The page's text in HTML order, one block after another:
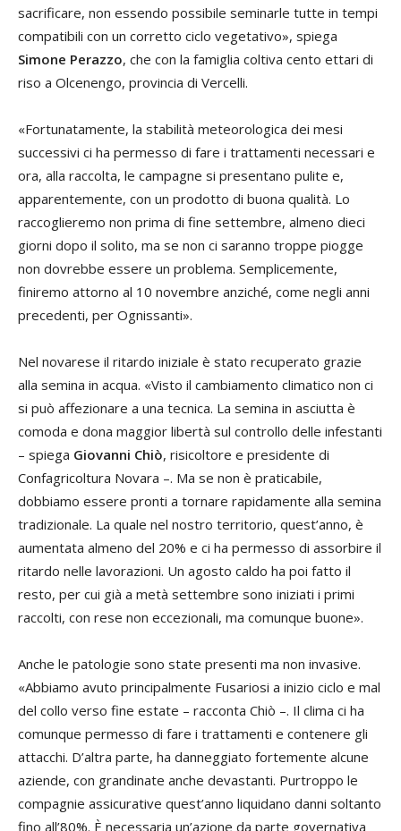
sacrificare, non essendo possibile seminarle tutte in tempi
compatibili con un corretto ciclo vegetativo», spiega
Simone Perazzo, che con la famiglia coltiva cento ettari di
riso a Olcenengo, provincia di Vercelli.
«Fortunatamente, la stabilità meteorologica dei mesi
successivi ci ha permesso di fare i trattamenti necessari e
ora, alla raccolta, le campagne si presentano pulite e,
apparentemente, con un prodotto di buona qualità. Lo
raccoglieremo non prima di fine settembre, almeno dieci
giorni dopo il solito, ma se non ci saranno troppe piogge
non dovrebbe essere un problema. Semplicemente,
finiremo attorno al 10 novembre anziché, come negli anni
precedenti, per Ognissanti».
Nel novarese il ritardo iniziale è stato recuperato grazie
alla semina in acqua. «Visto il cambiamento climatico non ci
si può affezionare a una tecnica. La semina in asciutta è
comoda e dona maggior libertà sul controllo delle infestanti
– spiega Giovanni Chiò, risicoltore e presidente di
Confagricoltura Novara –. Ma se non è praticabile,
dobbiamo essere pronti a tornare rapidamente alla semina
tradizionale. La quale nel nostro territorio, quest’anno, è
aumentata almeno del 20% e ci ha permesso di assorbire il
ritardo nelle lavorazioni. Un agosto caldo ha poi fatto il
resto, per cui già a metà settembre sono iniziati i primi
raccolti, con rese non eccezionali, ma comunque buone».
Anche le patologie sono state presenti ma non invasive.
«Abbiamo avuto principalmente Fusariosi a inizio ciclo e mal
del collo verso fine estate – racconta Chiò –. Il clima ci ha
comunque permesso di fare i trattamenti e contenere gli
attacchi. D’altra parte, ha danneggiato fortemente alcune
aziende, con grandinate anche devastanti. Purtroppo le
compagnie assicurative quest’anno liquidano danni soltanto
fino all’80%. È necessaria un’azione da parte governativa